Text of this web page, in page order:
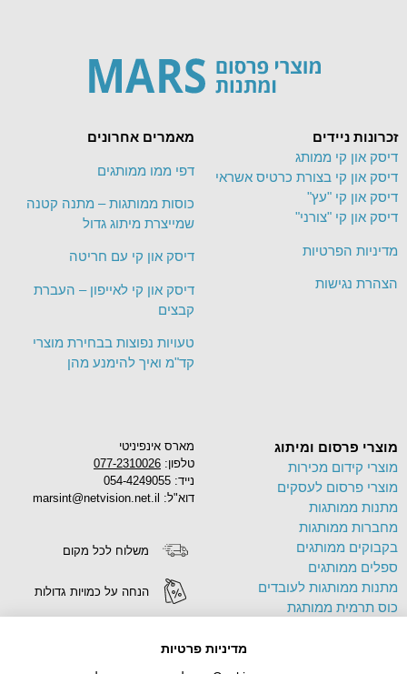
מארס אינפיניטי
טלפון: 077-2310026
נייד: 054-4249055
דוא"ל: marsint@netvision.net.il
משלוח לכל מקום
הנחה על כמויות גדולות
מוצרי פרסום ומיתוג
מוצרי קידום מכירות
מוצרי פרסום לעסקים
מתנות ממותגות
מחברות ממותגות
בקבוקים ממותגים
ספלים ממותגים
מתנות ממותגות לעובדים
כוס תרמית ממותגת
מאמרים אחרונים
דפי ממו ממותגים
כוסות ממותגות – מתנה קטנה
שמייצרת מיתוג גדול
דיסק און קי עם חריטה
דיסק און קי לאייפון – העברת
קבצים
טעויות נפוצות בבחירת מוצרי
קד"מ ואיך להימנע מהן
זכרונות ניידים
דיסק און קי ממותג
דיסק און קי בצורת כרטיס אשראי
דיסק און קי "עץ"
דיסק און קי "צורני"
מדיניות הפרטיות
הצהרת נגישות
מדיניות פרטיות